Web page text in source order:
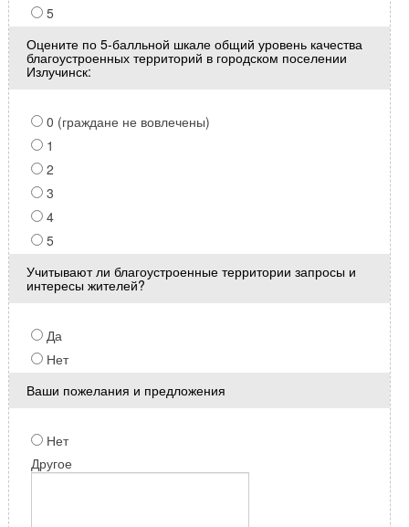
5
Оцените по 5-балльной шкале общий уровень качества
благоустроенных территорий в городском поселении
Излучинск:
0 (граждане не вовлечены)
1
2
3
4
5
Учитывают ли благоустроенные территории запросы и
интересы жителей?
Да
Нет
Ваши пожелания и предложения
Нет
Другое